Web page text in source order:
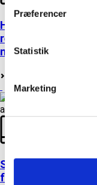
Præferencer
Statistik
Marketing
Hovedpunkter fra
miljøområdet
Stillingsopslag:
fortsætte som